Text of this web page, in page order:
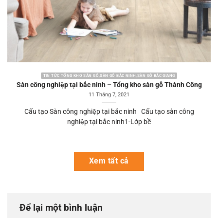
TIN TỨC TỔNG KHO SÀN GỖ,SÀN GỖ BẮC NINH,SÀN GỖ BẮC GIANG
Sàn công nghiệp tại bắc ninh – Tổng kho sàn gỗ Thành Công
11 Tháng 7, 2021
Cấu tạo Sàn công nghiệp tại bắc ninh Cấu tạo sàn công
nghiệp tại bắc ninh1-Lớp bề
Xem tất cả
Để lại một bình luận